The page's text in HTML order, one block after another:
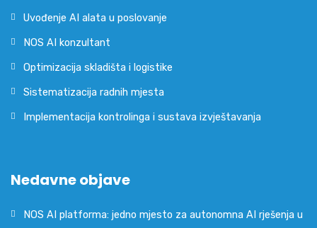
Uvođenje AI alata u poslovanje
NOS AI konzultant
Optimizacija skladišta i logistike
Sistematizacija radnih mjesta
Implementacija kontrolinga i sustava izvještavanja
Nedavne objave
NOS AI platforma: jedno mjesto za autonomna AI rješenja u